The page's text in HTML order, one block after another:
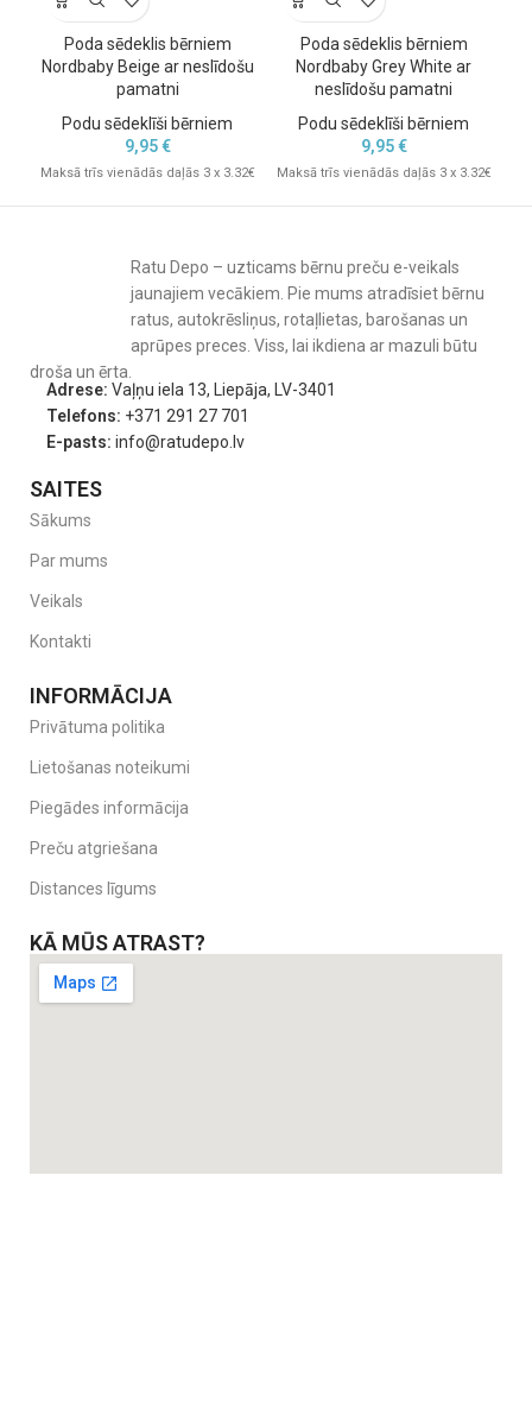
Poda sēdeklis bērniem
Nordbaby Beige ar neslīdošu
pamatni
Podu sēdeklīši bērniem
9,95€
Maksā trīs vienādās daļās 3 x 3.32€
Poda sēdeklis bērniem
Nordbaby Grey White ar
neslīdošu pamatni
Podu sēdeklīši bērniem
9,95€
Maksā trīs vienādās daļās 3 x 3.32€
Ratu Depo – uzticams bērnu preču e-veikals
jaunajiem vecākiem. Pie mums atradīsiet bērnu
ratus, autokrēsliņus, rotaļlietas, barošanas un
aprūpes preces. Viss, lai ikdiena ar mazuli būtu
droša un ērta.
Adrese: Vaļņu iela 13, Liepāja, LV-3401
Telefons: +371 291 27 701
E-pasts: info@ratudepo.lv
SAITES
Sākums
Par mums
Veikals
Kontakti
INFORMĀCIJA
Privātuma politika
Lietošanas noteikumi
Piegādes informācija
Preču atgriešana
Distances līgums
KĀ MŪS ATRAST?